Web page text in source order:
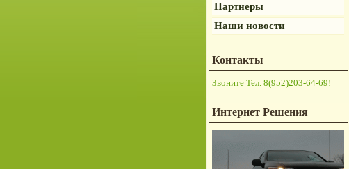
Партнеры
Наши новости
Контакты
Звоните Тел. 8(952)203-64-69!
Интернет Решения